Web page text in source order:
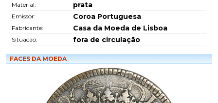
Material: prata
Emissor: Coroa Portuguesa
Fabricante: Casa da Moeda de Lisboa
Situacao: fora de circulação
FACES DA MOEDA